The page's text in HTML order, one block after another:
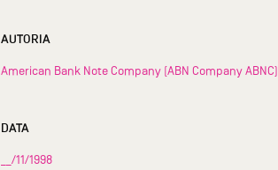
AUTORIA
American Bank Note Company (ABN Company ABNC)
DATA
__/11/1998